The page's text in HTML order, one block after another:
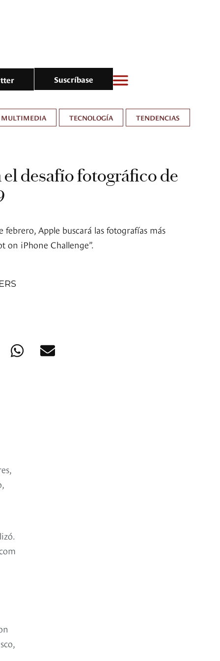
Suscríbase
MULTIMEDIA TECNOLOGÍA TENDENCIAS
desafío fotográfico de
febrero, Apple buscará las fotografías más
on iPhone Challenge”.